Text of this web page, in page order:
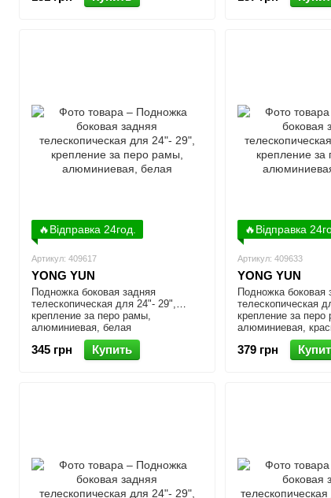
🔥Відправка 24год.
Артикул: 409617
YONG YUN
Подножка боковая задняя
телескопическая для 24"- 29",
крепление за перо рамы,
алюминиевая, белая
345 грн Купить
🔥Відправка
Артикул: 409633
YONG YUN
Подножка боковая
телескопическая
крепление за перо
алюминиевая,
379 грн